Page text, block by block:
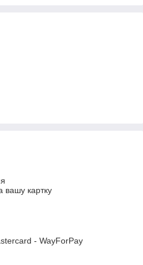
вашу картку
- WayForPay